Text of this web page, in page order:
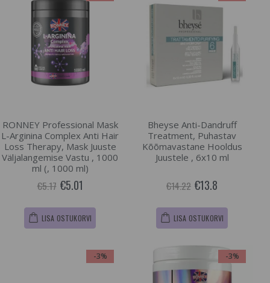
RONNEY Professional Mask
L-Arginina Complex Anti Hair
Loss Therapy, Mask Juuste
Väljalangemise Vastu , 1000
ml (, 1000 ml)
€5.17 €5.01
LISA OSTUKORVI
Bheyse Anti-Dandruff
Treatment, Puhastav
Kõõmavastane Hooldus
Juustele , 6x10 ml
€14.22 €13.8
LISA OSTUKORVI
-3% -3%